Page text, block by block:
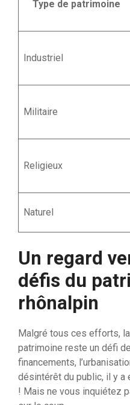
Type de patrimoine
Industriel
Militaire
Religieux
Naturel
Un regard
défis du
rhônalpin
Malgré tous ces efforts,
patrimoine reste un défi
financements,
désintérêt du public, il y a
! Mais ne vous inquiétez